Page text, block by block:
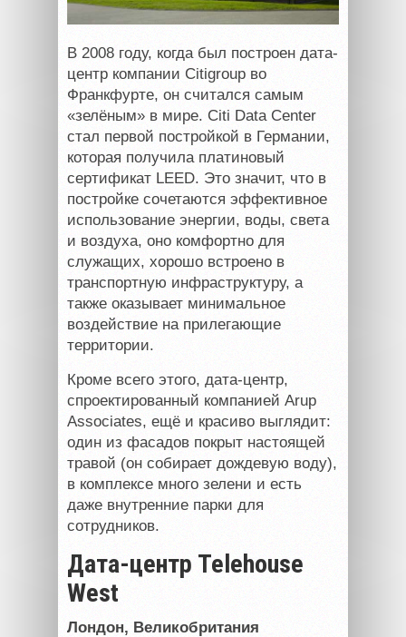
В 2008 году, когда был построен дата-
центр компании Citigroup во
Франкфурте, он считался самым
«зелёным» в мире. Citi Data Center
стал первой постройкой в Германии,
которая получила платиновый
сертификат LEED. Это значит, что в
постройке сочетаются эффективное
использование энергии, воды, света
и воздуха, оно комфортно для
служащих, хорошо встроено в
транспортную инфраструктуру, а
также оказывает минимальное
воздействие на прилегающие
территории.
Кроме всего этого, дата-центр,
спроектированный компанией Arup
Associates, ещё и красиво выглядит:
один из фасадов покрыт настоящей
травой (он собирает дождевую воду),
в комплексе много зелени и есть
даже внутренние парки для
сотрудников.
Дата-центр Telehouse
West
Лондон, Великобритания